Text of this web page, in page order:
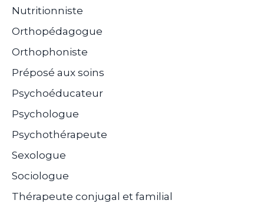
Nutritionniste
Orthopédagogue
Orthophoniste
Préposé aux soins
Psychoéducateur
Psychologue
Psychothérapeute
Sexologue
Sociologue
Thérapeute conjugal et familial